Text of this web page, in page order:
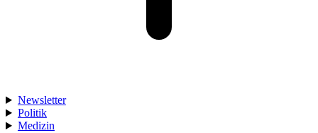
Newsletter
Politik
Medizin